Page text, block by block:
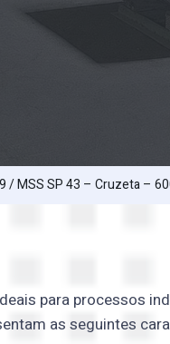
/ MSS SP 43 – Cruzeta –
para processos
as seguintes